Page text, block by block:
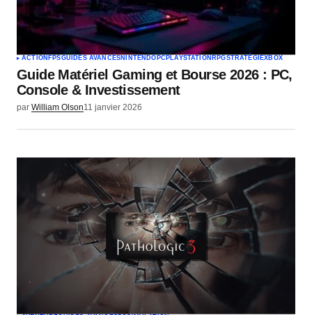
ACTION FPSGUIDES AVANCÉSNINTENDO PC PLAYSTATION RPGSTRATÉGIEXBOX
Guide Matériel Gaming et Bourse 2026 : PC,
Console & Investissement
par William Olson11 janvier 2026